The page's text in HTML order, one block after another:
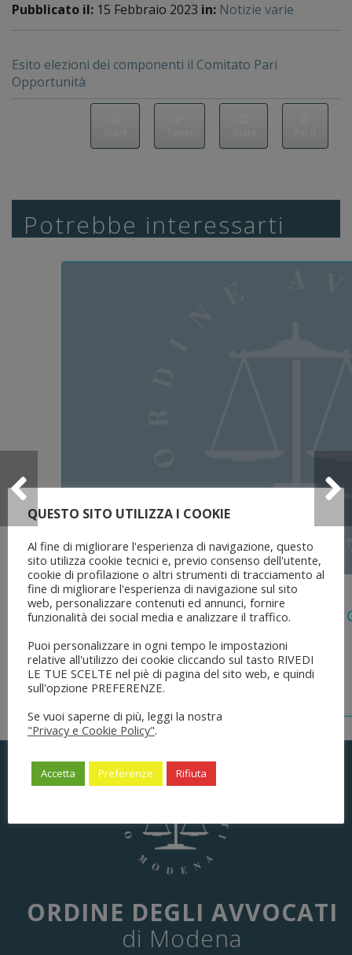
Pubblicato il: 15 Febbraio 2023 in: Notizie varie
Esito elezioni dei componenti il Comitato Pari
Opportunità
Potrebbe interessarti
5 Agosto 2026
Legge 28 Luglio 2026 N. 137 “delega
ORDINE DEGLI AVVOCATI
di Modena
QUESTO SITO UTILIZZA I COOKIE
Al fine di migliorare l'esperienza di navigazione, questo
sito utilizza cookie tecnici e, previo consenso dell'utente,
cookie di profilazione o altri strumenti di tracciamento al
fine di migliorare l'esperienza di navigazione sul sito
web, personalizzare contenuti ed annunci, fornire
funzionalità dei social media e analizzare il traffico.
Puoi personalizzare in ogni tempo le impostazioni
relative all'utilizzo dei cookie cliccando sul tasto RIVEDI
LE TUE SCELTE nel piè di pagina del sito web, e quindi
sull'opzione PREFERENZE.
Se vuoi saperne di più, leggi la nostra
"Privacy e Cookie Policy".
Accetta Preferenze Rifiuta